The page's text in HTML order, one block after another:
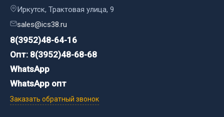
Запчасти ЯМЗ
Двигатель
Система охлаждения
Коробка передач
Иркутск, Трактовая улица, 9
sales@ics38.ru
8(3952)48-64-16
Опт: 8(3952)48-68-68
WhatsApp
WhatsApp опт
Заказать обратный звонок